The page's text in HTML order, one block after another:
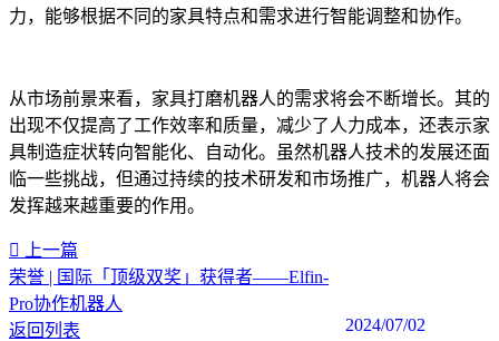
力，能够根据不同的家具特点和需求进行智能调整和协作。
从市场前景来看，家具打磨机器人的需求将会不断增长。其的
出现不仅提高了工作效率和质量，减少了人力成本，还表示家
具制造症状转向智能化、自动化。虽然机器人技术的发展还面
临一些挑战，但通过持续的技术研发和市场推广，机器人将会
发挥越来越重要的作用。‍
上一篇
荣誉 | 国际「顶级双奖」获得者——Elfin-
Pro协作机器人
2024/07/02
返回列表